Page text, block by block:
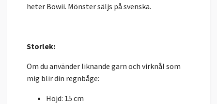
heter Bowii. Mönster säljs på svenska.
Storlek:
Om du använder liknande garn och virknål som
mig blir din regnbåge:
Höjd: 15 cm